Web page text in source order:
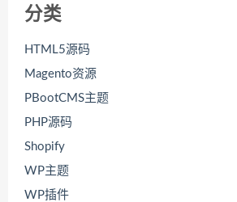
分类
HTML5源码
Magento资源
PBootCMS主题
PHP源码
Shopify
WP主题
WP插件